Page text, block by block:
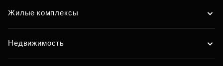
Жилые комплексы
Недвижимость